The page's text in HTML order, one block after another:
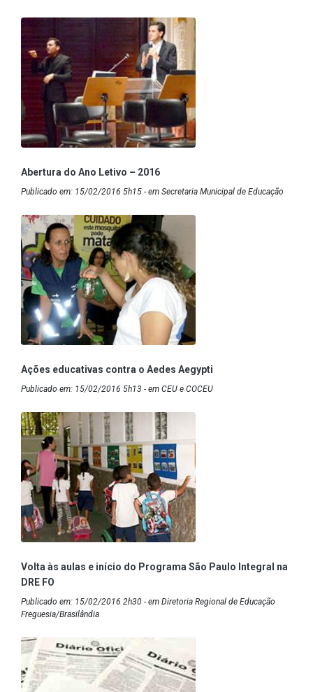
Abertura do Ano Letivo – 2016
Publicado em: 15/02/2016 5h15 - em Secretaria Municipal de Educação
Ações educativas contra o Aedes Aegypti
Publicado em: 15/02/2016 5h13 - em CEU e COCEU
Volta às aulas e início do Programa São Paulo Integral na
DRE FO
Publicado em: 15/02/2016 2h30 - em Diretoria Regional de Educação
Freguesia/Brasilândia